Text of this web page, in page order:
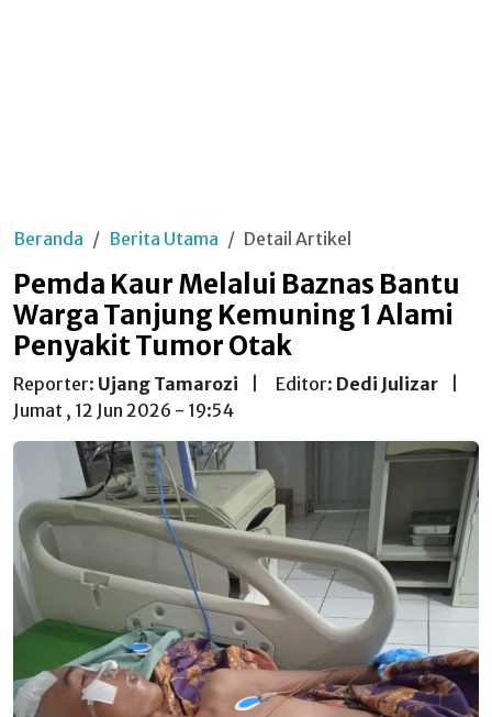
Beranda Berita Utama Detail Artikel
Pemda Kaur Melalui Baznas Bantu
Warga Tanjung Kemuning 1 Alami
Penyakit Tumor Otak
Reporter: Ujang Tamarozi Editor: Dedi Julizar
Jumat , 12 Jun 2026 - 19:54